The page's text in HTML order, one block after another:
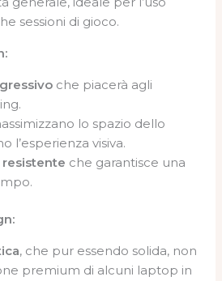
sessioni di gioco.
che piacerà agli
lo spazio dello
l’esperienza visiva.
che garantisce una
, che pur essendo solida, non
premium di alcuni laptop in